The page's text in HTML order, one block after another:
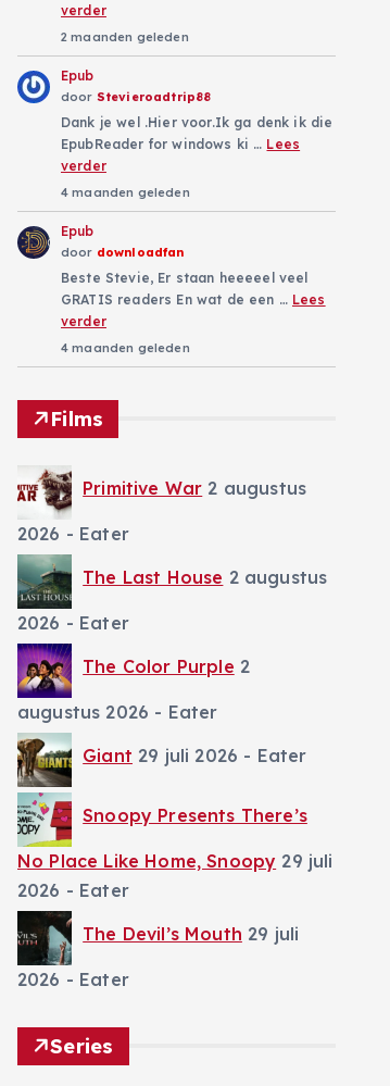
verder
2 maanden geleden
Epub
door Stevieroadtrip88
Dank je wel .Hier voor.Ik ga denk ik die
EpubReader for windows ki … Lees
verder
4 maanden geleden
Epub
door downloadfan
Beste Stevie, Er staan heeeeel veel
GRATIS readers En wat de een … Lees
verder
4 maanden geleden
Films
Primitive War 2 augustus
2026 - Eater
The Last House 2 augustus
2026 - Eater
The Color Purple 2
augustus 2026 - Eater
Giant 29 juli 2026 - Eater
Snoopy Presents There’s
No Place Like Home, Snoopy 29 juli
2026 - Eater
The Devil’s Mouth 29 juli
2026 - Eater
Series